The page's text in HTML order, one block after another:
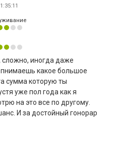
сложно, иногда даже
какое большое
сумма которую ты
уже пол года как я
на это все по другому.
И за достойный гонорар